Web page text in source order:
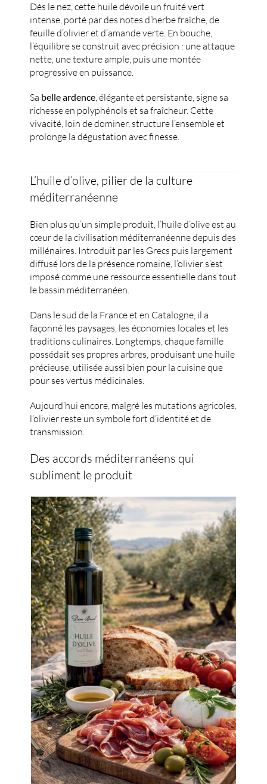
Dès le nez, cette huile dévoile un fruité vert
intense, porté par des notes d’herbe fraîche, de
feuille d’olivier et d’amande verte. En bouche,
l’équilibre se construit avec précision : une attaque
nette, une texture ample, puis une montée
progressive en puissance.
Sa belle ardence, élégante et persistante, signe sa
richesse en polyphénols et sa fraîcheur. Cette
vivacité, loin de dominer, structure l’ensemble et
prolonge la dégustation avec finesse.
L’huile d’olive, pilier de la culture
méditerranéenne
Bien plus qu’un simple produit, l’huile d’olive est au
cœur de la civilisation méditerranéenne depuis des
millénaires. Introduit par les Grecs puis largement
diffusé lors de la présence romaine, l’olivier s’est
imposé comme une ressource essentielle dans tout
le bassin méditerranéen.
Dans le sud de la France et en Catalogne, il a
façonné les paysages, les économies locales et les
traditions culinaires. Longtemps, chaque famille
possédait ses propres arbres, produisant une huile
précieuse, utilisée aussi bien pour la cuisine que
pour ses vertus médicinales.
Aujourd’hui encore, malgré les mutations agricoles,
l’olivier reste un symbole fort d’identité et de
transmission.
Des accords méditerranéens qui
subliment le produit